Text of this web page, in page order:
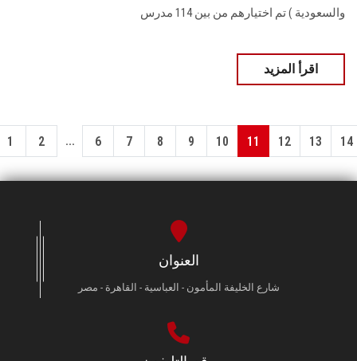
والسعودية ) تم اختيارهم من بين 114 مدرس
اقرأ المزيد
1 2 ... 6 7 8 9 10 11 12 13 14
العنوان
شارع الخليفة المأمون - العباسية - القاهرة - مصر